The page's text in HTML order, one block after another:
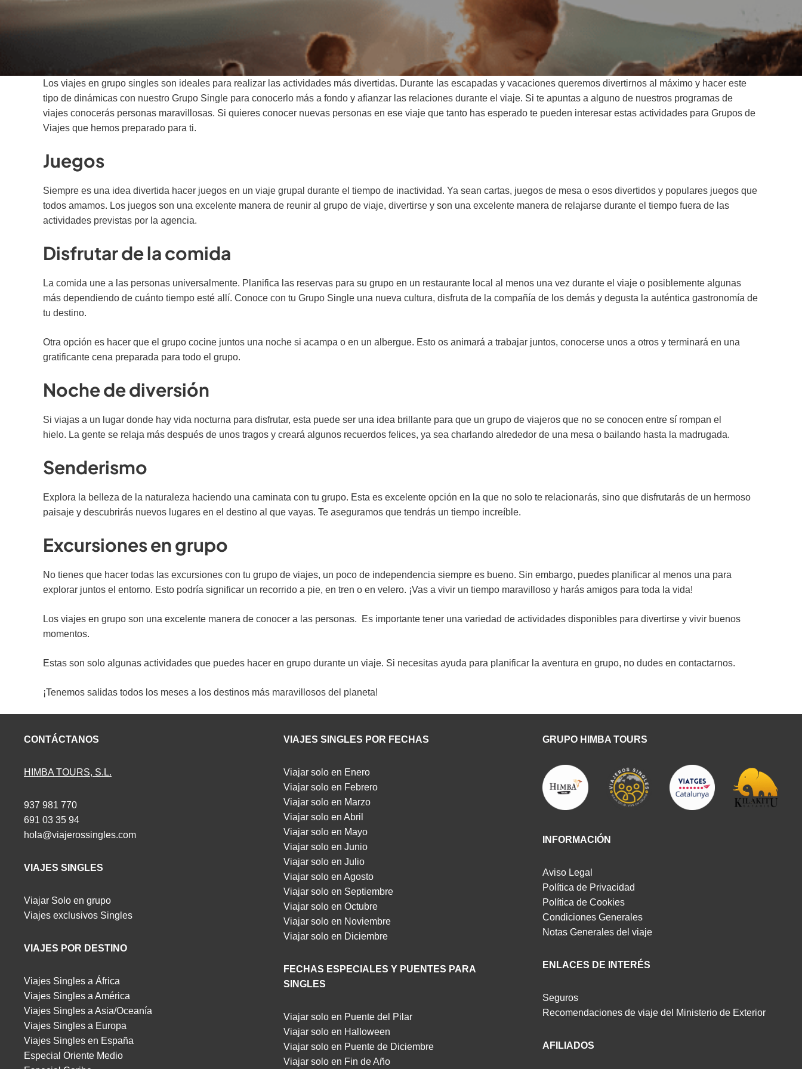
Los viajes en grupo singles son ideales para realizar las actividades más divertidas. Durante las escapadas y vacaciones queremos divertirnos al máximo y hacer este
tipo de dinámicas con nuestro Grupo Single para conocerlo más a fondo y afianzar las relaciones durante el viaje. Si te apuntas a alguno de nuestros programas de
viajes conocerás personas maravillosas. Si quieres conocer nuevas personas en ese viaje que tanto has esperado te pueden interesar estas actividades para Grupos de
Viajes que hemos preparado para ti.
Juegos
Siempre es una idea divertida hacer juegos en un viaje grupal durante el tiempo de inactividad. Ya sean cartas, juegos de mesa o esos divertidos y populares juegos que
todos amamos. Los juegos son una excelente manera de reunir al grupo de viaje, divertirse y son una excelente manera de relajarse durante el tiempo fuera de las
actividades previstas por la agencia.
Disfrutar de la comida
La comida une a las personas universalmente. Planifica las reservas para su grupo en un restaurante local al menos una vez durante el viaje o posiblemente algunas
más dependiendo de cuánto tiempo esté allí. Conoce con tu Grupo Single una nueva cultura, disfruta de la compañía de los demás y degusta la auténtica gastronomía de
tu destino.
Otra opción es hacer que el grupo cocine juntos una noche si acampa o en un albergue. Esto os animará a trabajar juntos, conocerse unos a otros y terminará en una
gratificante cena preparada para todo el grupo.
Noche de diversión
Si viajas a un lugar donde hay vida nocturna para disfrutar, esta puede ser una idea brillante para que un grupo de viajeros que no se conocen entre sí rompan el
hielo. La gente se relaja más después de unos tragos y creará algunos recuerdos felices, ya sea charlando alrededor de una mesa o bailando hasta la madrugada.
Senderismo
Explora la belleza de la naturaleza haciendo una caminata con tu grupo. Esta es excelente opción en la que no solo te relacionarás, sino que disfrutarás de un hermoso
paisaje y descubrirás nuevos lugares en el destino al que vayas. Te aseguramos que tendrás un tiempo increíble.
Excursiones en grupo
No tienes que hacer todas las excursiones con tu grupo de viajes, un poco de independencia siempre es bueno. Sin embargo, puedes planificar al menos una para
explorar juntos el entorno. Esto podría significar un recorrido a pie, en tren o en velero. ¡Vas a vivir un tiempo maravilloso y harás amigos para toda la vida!
Los viajes en grupo son una excelente manera de conocer a las personas. Es importante tener una variedad de actividades disponibles para divertirse y vivir buenos
momentos.
Estas son solo algunas actividades que puedes hacer en grupo durante un viaje. Si necesitas ayuda para planificar la aventura en grupo, no dudes en contactarnos.
¡Tenemos salidas todos los meses a los destinos más maravillosos del planeta!
CONTÁCTANOS
HIMBA TOURS, S.L.
937 981 770
691 03 35 94
hola@viajerossingles.com
VIAJES SINGLES
Viajar Solo en grupo
Viajes exclusivos Singles
VIAJES POR DESTINO
Viajes Singles a África
Viajes Singles a América
Viajes Singles a Asia/Oceanía
Viajes Singles a Europa
Viajes Singles en España
Especial Oriente Medio
VIAJES SINGLES POR FECHAS
Viajar solo en Enero
Viajar solo en Febrero
Viajar solo en Marzo
Viajar solo en Abril
Viajar solo en Mayo
Viajar solo en Junio
Viajar solo en Julio
Viajar solo en Agosto
Viajar solo en Septiembre
Viajar solo en Octubre
Viajar solo en Noviembre
Viajar solo en Diciembre
FECHAS ESPECIALES Y PUENTES PARA
SINGLES
Viajar solo en Puente del Pilar
Viajar solo en Halloween
Viajar solo en Puente de Diciembre
Viajar solo en Fin de Año
GRUPO HIMBA TOURS
INFORMACIÓN
Aviso Legal
Política de Privacidad
Política de Cookies
Condiciones Generales
Notas Generales del viaje
ENLACES DE INTERÉS
Seguros
Recomendaciones de viaje del Ministerio de Exterior
AFILIADOS